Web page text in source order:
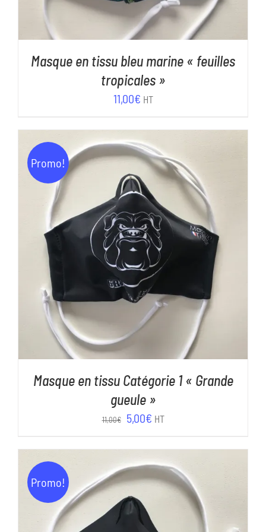
Masque en tissu bleu marine « feuilles
tropicales »
11,00€ HT
Promo!
AJOUTER AU PANIER /
Masque en tissu Catégorie 1 « Grande
gueule »
11,00€
Le
initial
était :
11,00€.
5,00€Le
actuel
est :
5,00€.
HT
Promo!